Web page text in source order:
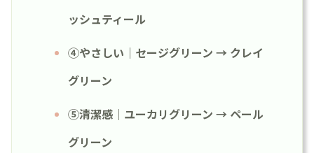
ッシュティール
④やさしい｜セージグリーン → クレイ
グリーン
⑤清潔感｜ユーカリグリーン → ペール
グリーン